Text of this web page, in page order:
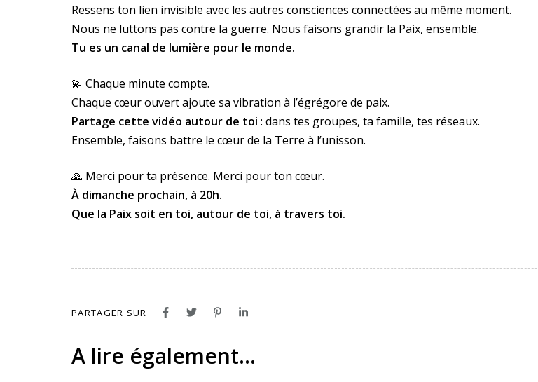
Ressens ton lien invisible avec les autres consciences connectées au même moment.
Nous ne luttons pas contre la guerre. Nous faisons grandir la Paix, ensemble.
Tu es un canal de lumière pour le monde.
💫 Chaque minute compte.
Chaque cœur ouvert ajoute sa vibration à l’égrégore de paix.
Partage cette vidéo autour de toi : dans tes groupes, ta famille, tes réseaux.
Ensemble, faisons battre le cœur de la Terre à l’unisson.
🙏 Merci pour ta présence. Merci pour ton cœur.
À dimanche prochain, à 20h.
Que la Paix soit en toi, autour de toi, à travers toi.
PARTAGER SUR
A lire également...